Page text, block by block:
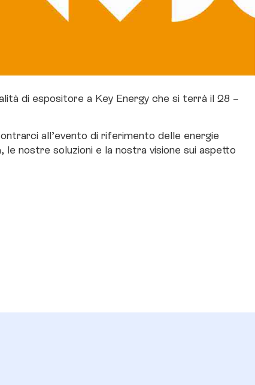
di espositore a Key Energy che si terrà il 28 –
all’evento di riferimento delle energie
nostre soluzioni e la nostra visione sui aspetto